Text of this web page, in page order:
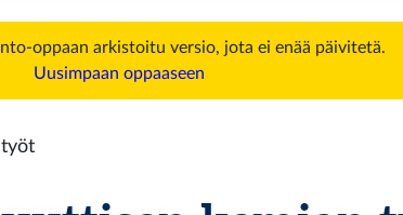
oppaan arkistoitu versio, jota ei enää päivitetä.
Uusimpaan oppaaseen